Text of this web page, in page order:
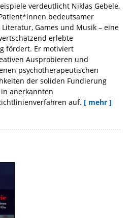
verdeutlicht Niklas Gebele,
bedeutsamer
Games und Musik – eine
erlebte
fördert. Er motiviert
Ausprobieren und
psychotherapeutischen
der soliden Fundierung
anerkannten
auf. [ mehr ]